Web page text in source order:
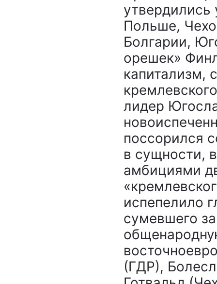
утвердились
Польше,
Болгарии,
орешек»
капитализм,
лидер
поссорился
в сущности,
амбициями
испепелило
сумевшего
(ГДР),